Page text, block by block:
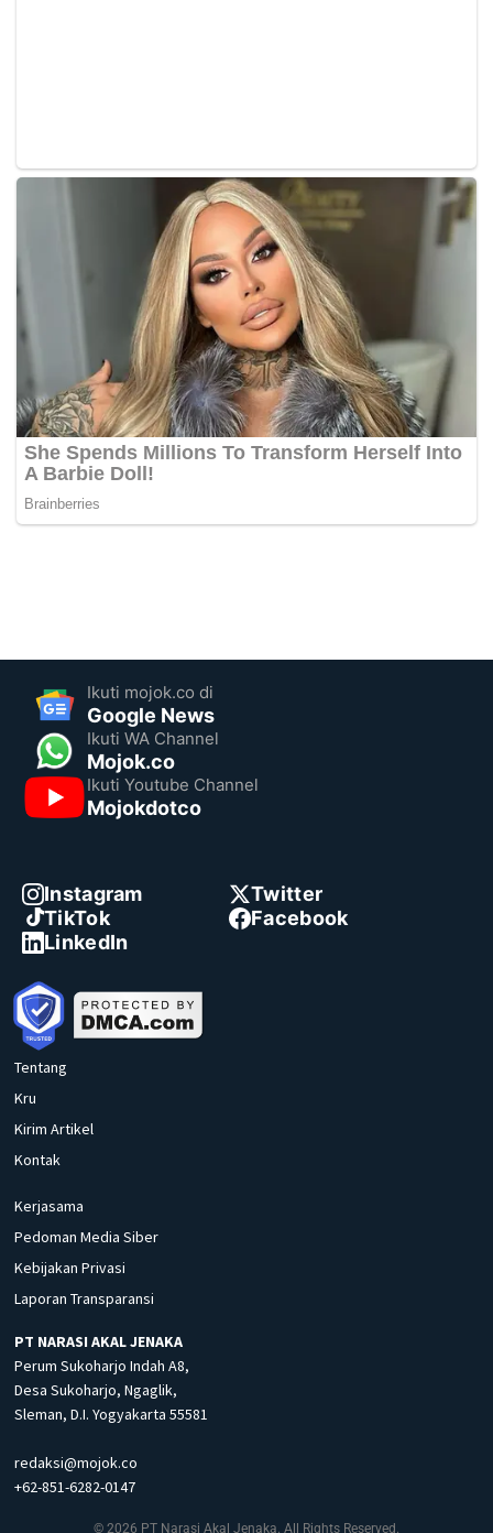
Ikuti mojok.co di
Google News
Ikuti WA Channel
Mojok.co
Ikuti Youtube Channel
Mojokdotco
Instagram
Twitter
TikTok
Facebook
LinkedIn
Tentang
Kru
Kirim Artikel
Kontak
Kerjasama
Pedoman Media Siber
Kebijakan Privasi
Laporan Transparansi
PT NARASI AKAL JENAKA
Perum Sukoharjo Indah A8,
Desa Sukoharjo, Ngaglik,
Sleman, D.I. Yogyakarta 55581
redaksi@mojok.co
+62-851-6282-0147
© 2026 PT Narasi Akal Jenaka. All Rights Reserved.